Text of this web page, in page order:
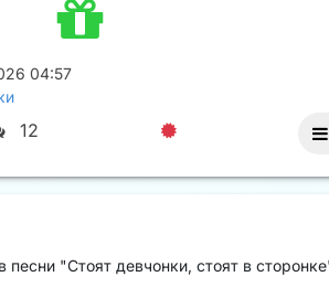
04:57
12
"Стоят девчонки, стоят в